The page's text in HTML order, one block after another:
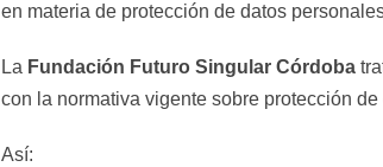
en materia de protección de datos
La Fundación Futuro Singular Córdoba
con la normativa vigente sobre protección de
Así: